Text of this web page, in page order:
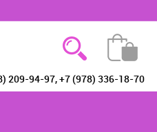
209-94-97, +7 (978) 336-18-70